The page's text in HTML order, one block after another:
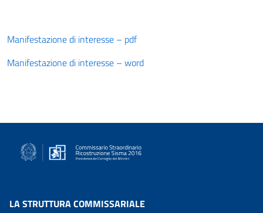
Manifestazione di interesse – pdf
Manifestazione di interesse – word
LA STRUTTURA COMMISSARIALE